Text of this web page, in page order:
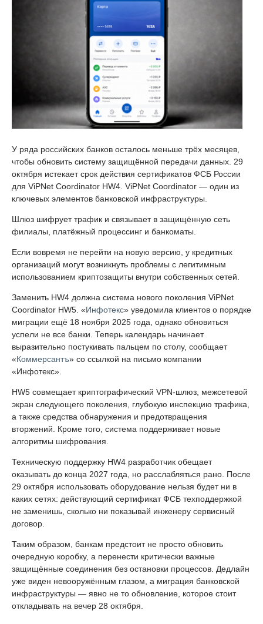
У ряда российских банков осталось меньше трёх месяцев,
чтобы обновить систему защищённой передачи данных. 29
октября истекает срок действия сертификатов ФСБ России
для ViPNet Coordinator HW4. ViPNet Coordinator — один из
ключевых элементов банковской инфраструктуры.
Шлюз шифрует трафик и связывает в защищённую сеть
филиалы, платёжный процессинг и банкоматы.
Если вовремя не перейти на новую версию, у кредитных
организаций могут возникнуть проблемы с легитимным
использованием криптозащиты внутри собственных сетей.
Заменить HW4 должна система нового поколения ViPNet
Coordinator HW5. «Инфотекс» уведомила клиентов о порядке
миграции ещё 18 ноября 2025 года, однако обновиться
успели не все банки. Теперь календарь начинает
выразительно постукивать пальцем по столу, сообщает
«Коммерсантъ» со ссылкой на письмо компании
«Инфотекс».
HW5 совмещает криптографический VPN-шлюз, межсетевой
экран следующего поколения, глубокую инспекцию трафика,
а также средства обнаружения и предотвращения
вторжений. Кроме того, система поддерживает новые
алгоритмы шифрования.
Техническую поддержку HW4 разработчик обещает
оказывать до конца 2027 года, но расслабляться рано. После
29 октября использовать оборудование нельзя будет ни в
каких сетях: действующий сертификат ФСБ техподдержкой
не заменишь, сколько ни показывай инженеру сервисный
договор.
Таким образом, банкам предстоит не просто обновить
очередную коробку, а перенести критически важные
защищённые соединения без остановки процессов. Дедлайн
уже виден невооружённым глазом, а миграция банковской
инфраструктуры — явно не то обновление, которое стоит
откладывать на вечер 28 октября.